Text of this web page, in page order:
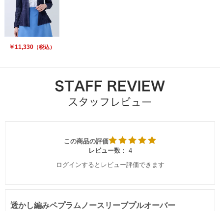
￥11,330（税込）
この商品の評価
レビュー数： 4
ログインするとレビュー評価できます
透かし編みペプラムノースリーブプルオーバー